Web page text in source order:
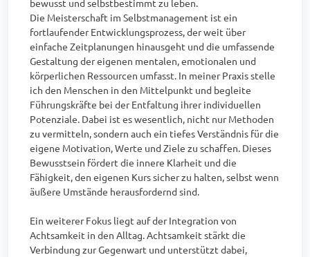
bewusst und selbstbestimmt zu leben.
Die Meisterschaft im Selbstmanagement ist ein
fortlaufender Entwicklungsprozess, der weit über
einfache Zeitplanungen hinausgeht und die umfassende
Gestaltung der eigenen mentalen, emotionalen und
körperlichen Ressourcen umfasst. In meiner Praxis stelle
ich den Menschen in den Mittelpunkt und begleite
Führungskräfte bei der Entfaltung ihrer individuellen
Potenziale. Dabei ist es wesentlich, nicht nur Methoden
zu vermitteln, sondern auch ein tiefes Verständnis für die
eigene Motivation, Werte und Ziele zu schaffen. Dieses
Bewusstsein fördert die innere Klarheit und die
Fähigkeit, den eigenen Kurs sicher zu halten, selbst wenn
äußere Umstände herausfordernd sind.
Ein weiterer Fokus liegt auf der Integration von
Achtsamkeit in den Alltag. Achtsamkeit stärkt die
Verbindung zur Gegenwart und unterstützt dabei,